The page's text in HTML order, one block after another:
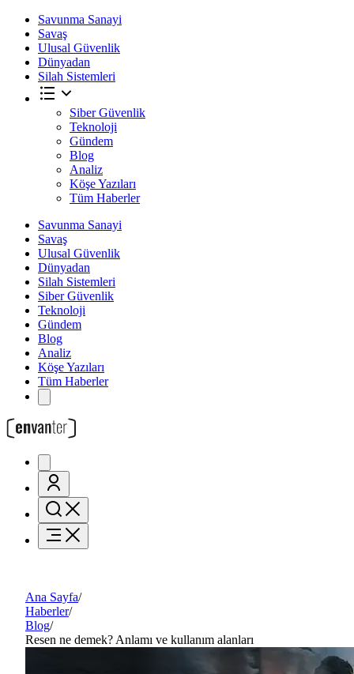
Savunma Sanayi
Savaş
Ulusal Güvenlik
Dünyadan
Silah Sistemleri
Siber Güvenlik
Teknoloji
Gündem
Blog
Analiz
Köşe Yazıları
Tüm Haberler
Savunma Sanayi
Savaş
Ulusal Güvenlik
Dünyadan
Silah Sistemleri
Siber Güvenlik
Teknoloji
Gündem
Blog
Analiz
Köşe Yazıları
Tüm Haberler
Ana Sayfa/
Haberler/
Blog/
Resen ne demek? Anlamı ve kullanım alanları